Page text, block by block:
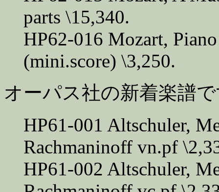
parts \15,340.
HP62-016 Mozart,
(mini.score) \3,250.
オーパス社の新着楽譜
HP61-001 Altschuler,
Rachmaninoff vn.pf
HP61-002 Altschuler,